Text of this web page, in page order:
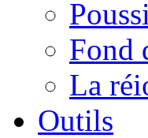
Fond
La
Outils